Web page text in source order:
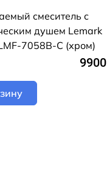
смеситель с
душем Lemark
7058B-C (хром)
9900